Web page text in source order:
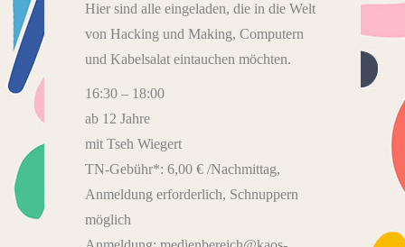
Hier sind alle eingeladen, die in die Welt
von Hacking und Making, Computern
und Kabelsalat eintauchen möchten.
16:30 – 18:00
ab 12 Jahre
mit Tseh Wiegert
TN-Gebühr*: 6,00 € /Nachmittag,
Anmeldung erforderlich, Schnuppern
möglich